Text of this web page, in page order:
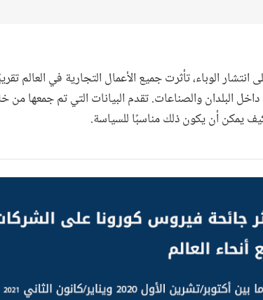
انتشار الوباء، تأثرت جميع الأعمال التجارية في العالم
البلدان والصناعات. تقدم البيانات التي تم جمعها من
يمكن أن يكون ذلك مناسبًا للسياسة.